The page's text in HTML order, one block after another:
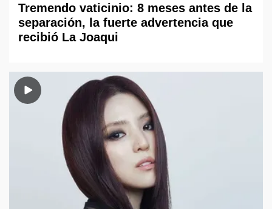
Tremendo vaticinio: 8 meses antes de la
separación, la fuerte advertencia que
recibió La Joaqui